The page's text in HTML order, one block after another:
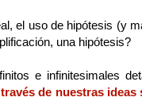
el uso de hipótesis (y
una hipótesis?
e infinitesimales
de nuestras ideas